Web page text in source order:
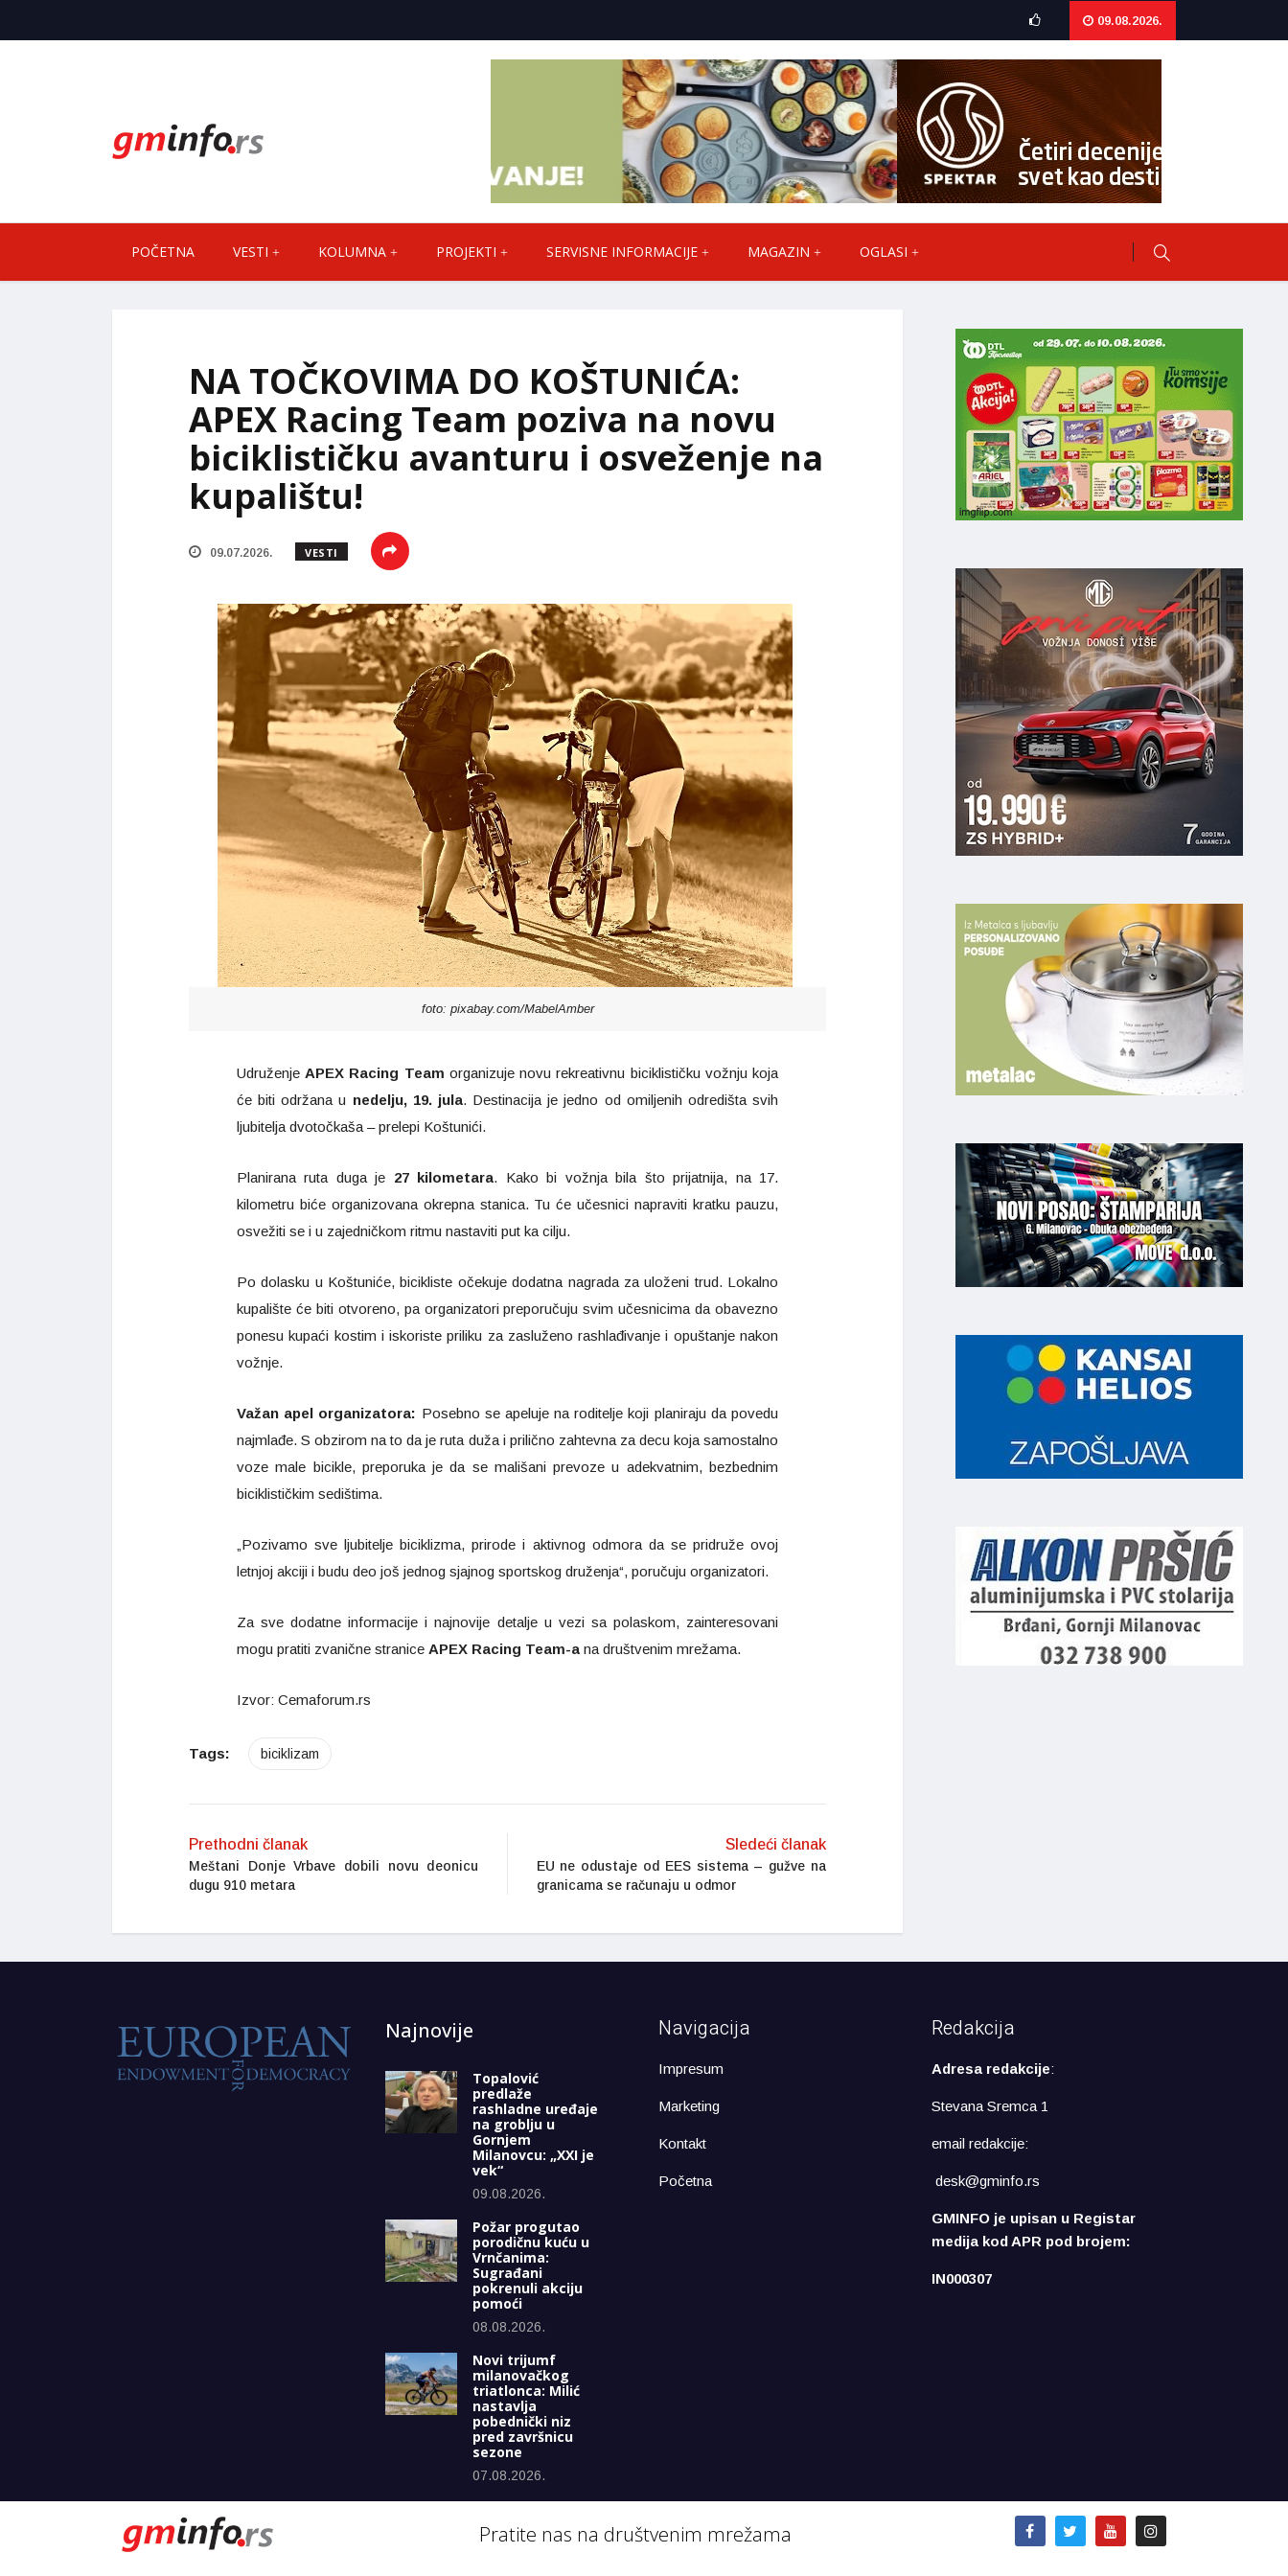
09.08.2026.
POČETNA VESTI KOLUMNA PROJEKTI SERVISNE INFORMACIJE MAGAZIN OGLASI
NA TOČKOVIMA DO KOŠTUNIĆA:
APEX Racing Team poziva na novu
biciklističku avanturu i osveženje na
kupalištu!
09.07.2026. VESTI
foto: pixabay.com/MabelAmber
Udruženje APEX Racing Team organizuje novu rekreativnu biciklističku vožnju koja
će biti održana u nedelju, 19. jula. Destinacija je jedno od omiljenih odredišta svih
ljubitelja dvotočkaša – prelepi Koštunići.
Planirana ruta duga je 27 kilometara. Kako bi vožnja bila što prijatnija, na 17.
kilometru biće organizovana okrepna stanica. Tu će učesnici napraviti kratku pauzu,
osvežiti se i u zajedničkom ritmu nastaviti put ka cilju.
Po dolasku u Koštuniće, bicikliste očekuje dodatna nagrada za uloženi trud. Lokalno
kupalište će biti otvoreno, pa organizatori preporučuju svim učesnicima da obavezno
ponesu kupaći kostim i iskoriste priliku za zasluženo rashlađivanje i opuštanje nakon
vožnje.
Važan apel organizatora: Posebno se apeluje na roditelje koji planiraju da povedu
najmlađe. S obzirom na to da je ruta duža i prilično zahtevna za decu koja samostalno
voze male bicikle, preporuka je da se mališani prevoze u adekvatnim, bezbednim
biciklističkim sedištima.
„Pozivamo sve ljubitelje biciklizma, prirode i aktivnog odmora da se pridruže ovoj
letnjoj akciji i budu deo još jednog sjajnog sportskog druženja“, poručuju organizatori.
Za sve dodatne informacije i najnovije detalje u vezi sa polaskom, zainteresovani
mogu pratiti zvanične stranice APEX Racing Team-a na društvenim mrežama.
Izvor: Cemaforum.rs
Tags: biciklizam
Prethodni članak
Meštani Donje Vrbave dobili novu deonicu
dugu 910 metara
Sledeći članak
EU ne odustaje od EES sistema – gužve na
granicama se računaju u odmor
Najnovije
Topalović
predlaže
rashladne uređaje
na groblju u
Gornjem
Milanovcu: „XXI je
vek“
09.08.2026.
Požar progutao
porodičnu kuću u
Vrnčanima:
Sugrađani
pokrenuli akciju
pomoći
08.08.2026.
Novi trijumf
milanovačkog
triatlonca: Milić
nastavlja
pobednički niz
pred završnicu
sezone
07.08.2026.
Navigacija
Impresum
Marketing
Kontakt
Početna
Redakcija
Adresa redakcije:
Stevana Sremca 1
email redakcije:
desk@gminfo.rs
GMINFO je upisan u Registar
medija kod APR pod brojem:
IN000307
Pratite nas na društvenim mrežama